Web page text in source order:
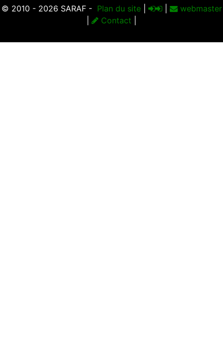
© 2010 - 2026 SARAF - Plan du site|
webmaster
Contact